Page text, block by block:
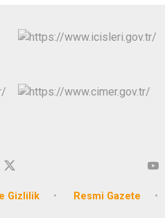
Gizlilik Resmi Gazete